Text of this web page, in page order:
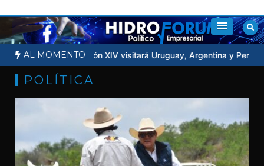
al
contenido
AL MOMENTO
la Luna Papa León XIV visitará Uruguay, Argentina y Perú en
POLÍTICA